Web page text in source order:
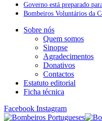
Governo está preparado
Bombeiros Voluntários da
Sobre nós
Quem somos
Sinopse
Agradecimentos
Donativos
Contactos
Estatuto editorial
Ficha técnica
Facebook Instagram